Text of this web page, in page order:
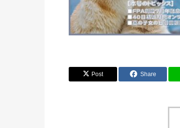
Post Share